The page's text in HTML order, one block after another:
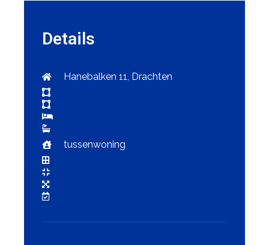
Details
Hanebalken 11, Drachten
tussenwoning